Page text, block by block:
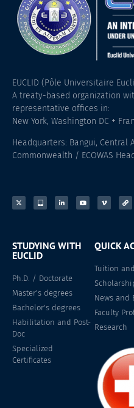
EUCLID (Pôle Universitaire
A treaty-based organization
representative offices in:
New York, Washington DC +
Headquarters: Bangui, Central
Commonwealth / ECOWAS
STUDYING WITH
EUCLID
Ph.D. / Doctorate
Master's degrees
Bachelor's degrees
Habilitation and Post-
Doc
Specialized
Certificates
QUICK
Tuition
News and
Faculty
Research